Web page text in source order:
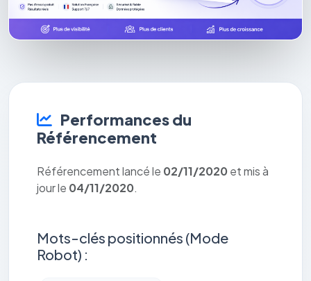
Performances du
Référencement
Référencement lancé le 02/11/2020 et mis à
jour le 04/11/2020.
Mots-clés positionnés (Mode
Robot) :